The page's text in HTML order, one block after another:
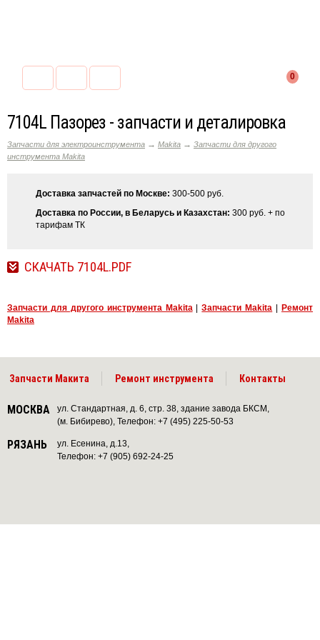
0
7104L Пазорез - запчасти и деталировка
Запчасти для электроинструмента → Makita → Запчасти для другого
инструмента Makita
Доставка запчастей по Москве: 300-500 руб.
Доставка по России, в Беларусь и Казахстан: 300 руб. + по
тарифам ТК
СКАЧАТЬ 7104L.PDF
Запчасти для другого инструмента Makita|Запчасти Makita
Ремонт
Makita
Запчасти Макита Ремонт инструмента Контакты
МОСКВА
ул. Стандартная, д. 6, стр. 38, здание завода БКСМ,
(м. Бибирево), Телефон: +7 (495) 225-50-53
РЯЗАНЬ
ул. Есенина, д.13,
Телефон: +7 (905) 692-24-25